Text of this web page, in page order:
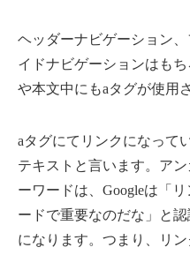
ヘッダーナビゲーション
イドナビゲーションはも
や本文中にもaタグが使用
aタグにてリンクになって
テキストと言います。ア
ーワードは、Googleは「
ードで重要なのだな」と
になります。つまり、リ